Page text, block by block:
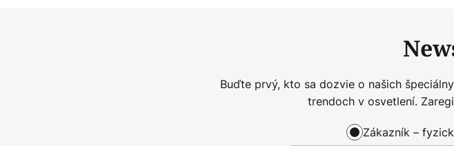
Buďte prvý, kto sa dozvie o našich
trendoch v osvetlení.
Zákazník –